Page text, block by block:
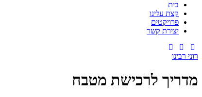
בית
קצת עלינו
פרויקטים
יצירת קשר
רוני רבינו
מדריך לרכישת מטבח